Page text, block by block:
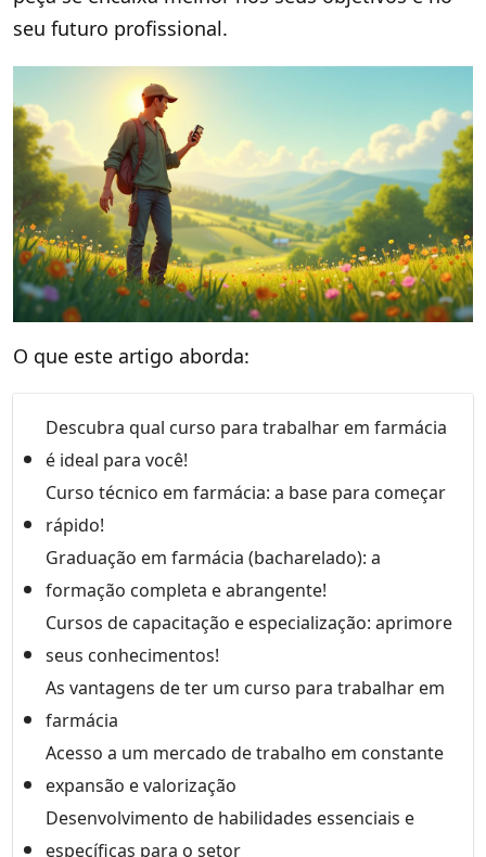
seu futuro profissional.
O que este artigo aborda:
Descubra qual curso para trabalhar em farmácia
é ideal para você!
Curso técnico em farmácia: a base para começar
rápido!
Graduação em farmácia (bacharelado): a
formação completa e abrangente!
Cursos de capacitação e especialização: aprimore
seus conhecimentos!
As vantagens de ter um curso para trabalhar em
farmácia
Acesso a um mercado de trabalho em constante
expansão e valorização
Desenvolvimento de habilidades essenciais e
específicas para o setor